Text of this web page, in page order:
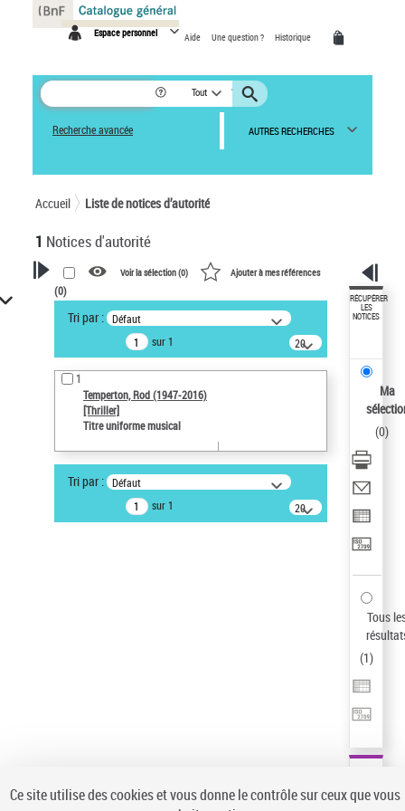
Espace personnel Aide Une question ? Historique
Tout
Recherche avancée AUTRES RECHERCHES
Accueil Liste de notices d’autorité
1 Notices d'autorité
VOTRE RECHERCHE
Recherche avancée dans les
notices d’autorité
Œuvres liées à l'auteur :
Temperton, Rod (1947-2016)
Type de notice d'autorité
Type de notice d'autorité
Voir la sélection (0) Ajouter à mes références
(0)
Tri par : Défaut
sur 1
20
résultats/page
1
Temperton, Rod (1947-2016)
[Thriller]
Titre uniforme musical
Tri par : Défaut
sur 1
20
résultats/page
RÉCUPÉRER
LES
NOTICES
Ma
(0)
Tous
(1)
Panneau de gestion des cookies
Ce site utilise des cookies et vous donne le contrôle sur ceux que vous